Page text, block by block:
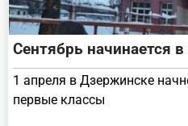
Сентябрь начинается в
1 апреля в Дзержинске
первые классы